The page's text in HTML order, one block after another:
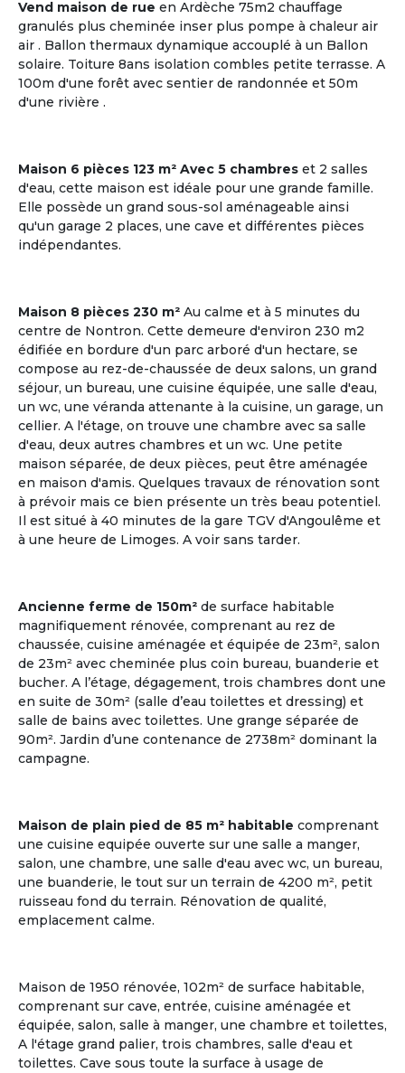
Vend maison de rue en Ardèche 75m2 chauffage
granulés plus cheminée inser plus pompe à chaleur air
air . Ballon thermaux dynamique accouplé à un Ballon
solaire. Toiture 8ans isolation combles petite terrasse. A
100m d'une forêt avec sentier de randonnée et 50m
d'une rivière .
Maison 6 pièces 123 m² Avec 5 chambres et 2 salles
d'eau, cette maison est idéale pour une grande famille.
Elle possède un grand sous-sol aménageable ainsi
qu'un garage 2 places, une cave et différentes pièces
indépendantes.
Maison 8 pièces 230 m² Au calme et à 5 minutes du
centre de Nontron. Cette demeure d'environ 230 m2
édifiée en bordure d'un parc arboré d'un hectare, se
compose au rez-de-chaussée de deux salons, un grand
séjour, un bureau, une cuisine équipée, une salle d'eau,
un wc, une véranda attenante à la cuisine, un garage, un
cellier. A l'étage, on trouve une chambre avec sa salle
d'eau, deux autres chambres et un wc. Une petite
maison séparée, de deux pièces, peut être aménagée
en maison d'amis. Quelques travaux de rénovation sont
à prévoir mais ce bien présente un très beau potentiel.
Il est situé à 40 minutes de la gare TGV d'Angoulême et
à une heure de Limoges. A voir sans tarder.
Ancienne ferme de 150m² de surface habitable
magnifiquement rénovée, comprenant au rez de
chaussée, cuisine aménagée et équipée de 23m², salon
de 23m² avec cheminée plus coin bureau, buanderie et
bucher. A l’étage, dégagement, trois chambres dont une
en suite de 30m² (salle d’eau toilettes et dressing) et
salle de bains avec toilettes. Une grange séparée de
90m². Jardin d’une contenance de 2738m² dominant la
campagne.
Maison de plain pied de 85 m² habitable comprenant
une cuisine equipée ouverte sur une salle a manger,
salon, une chambre, une salle d'eau avec wc, un bureau,
une buanderie, le tout sur un terrain de 4200 m², petit
ruisseau fond du terrain. Rénovation de qualité,
emplacement calme.
Maison de 1950 rénovée, 102m² de surface habitable,
comprenant sur cave, entrée, cuisine aménagée et
équipée, salon, salle à manger, une chambre et toilettes,
A l'étage grand palier, trois chambres, salle d'eau et
toilettes. Cave sous toute la surface à usage de
20 4 co-acheteurs souhaitent venir visiter
Plazac
Budget par coacheteur : 86,646 €
Plazac, Dordogne, Nouvelle-
Aquitaine
M'inscrire et créer mon profil
Communauté Lgbt Seniors
Les deux tiers des personnes âgées LGBT vivent
seuls ; il existe très peu de structure d'accueil
adaptée pour cette communauté.
Voir les annonces
Gestionnaire
ou Propriétaire d'une Maison